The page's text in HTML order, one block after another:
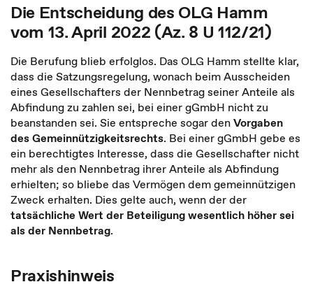
Die Entscheidung des OLG Hamm
vom 13. April 2022 (Az. 8 U 112/21)
Die Berufung blieb erfolglos. Das OLG Hamm stellte klar,
dass die Satzungsregelung, wonach beim Ausscheiden
eines Gesellschafters der Nennbetrag seiner Anteile als
Abfindung zu zahlen sei, bei einer gGmbH nicht zu
beanstanden sei. Sie entspreche sogar denVorgaben
des Gemeinnützigkeitsrechts. Bei einer gGmbH gebe es
ein berechtigtes Interesse, dass die Gesellschafter nicht
mehr als den Nennbetrag ihrer Anteile als Abfindung
erhielten; so bliebe das Vermögen dem gemeinnützigen
Zweck erhalten. Dies gelte auch, wenn der der
tatsächliche Wert der Beteiligung wesentlich höher sei
als der Nennbetrag.
Praxishinweis